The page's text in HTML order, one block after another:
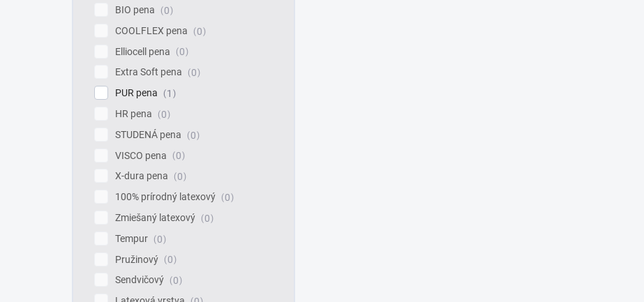
BIO pena
0
COOLFLEX pena
0
Elliocell pena
0
Extra Soft pena
0
PUR pena
1
HR pena
0
STUDENÁ pena
0
VISCO pena
0
X-dura pena
0
100% prírodný latexový
0
Zmiešaný latexový
0
Tempur
0
Pružinový
0
Sendvičový
0